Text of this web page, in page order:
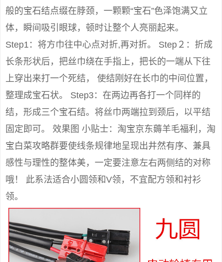
般的宝石结点缀在脖颈，一颗颗“宝石”色泽饱满又立
体，瞬间吸引眼球，顿时让整个人亮丽起来。
Step1：将方巾往中心点对折,再对折。 Step２：折成
长条形状后，把丝巾绕在手指上，把长的一端从下往
上穿出来打一个死结， 使结刚好在长巾的中间位置，
整理成宝石状。 Step3：在两边再各打一个同样的
结，形成三个宝石结。将丝巾两端拉到颈后，以平结
固定即可。 效果图 小贴士：淘宝京东薅羊毛福利，淘
宝白菜攻略群要使线条规律地呈现出井然有序、兼具
感性与理性的整体美，一定要注意左右两侧结的对称
哦！ 此系法适合小圆领和V领，不宜配方领和衬衫
领。